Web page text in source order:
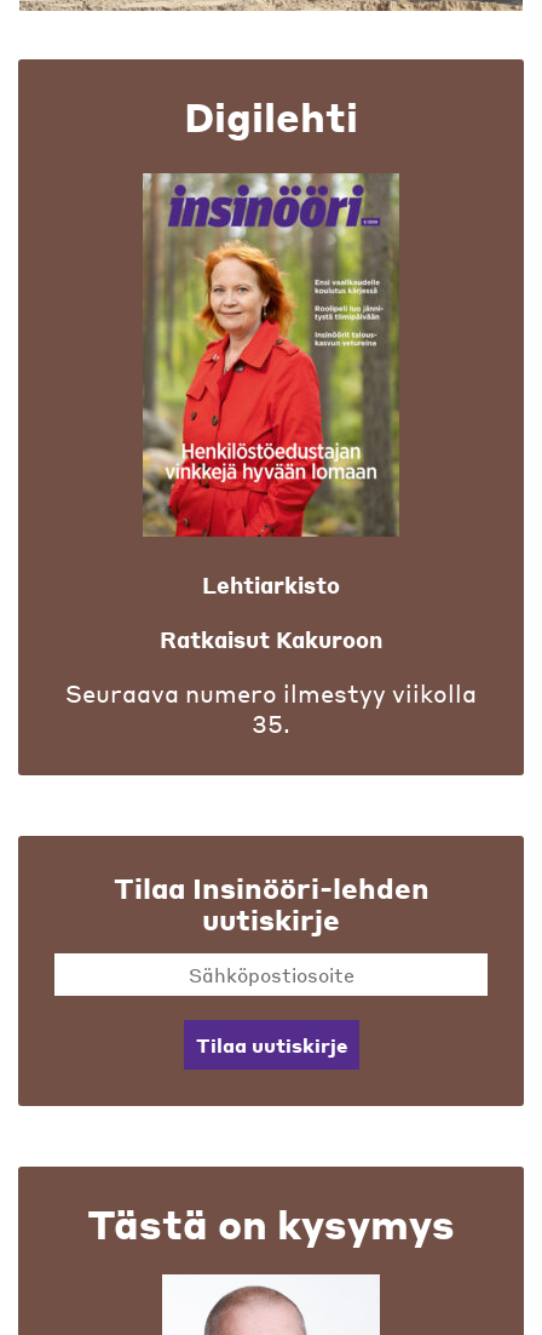
Digilehti
Lehtiarkisto
Ratkaisut Kakuroon
Seuraava numero ilmestyy viikolla
35.
Tilaa Insinööri-lehden
uutiskirje
Tilaa uutiskirje
Tästä on kysymys